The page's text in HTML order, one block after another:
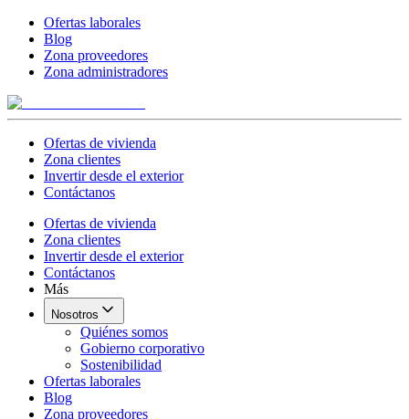
Ofertas laborales
Blog
Zona proveedores
Zona administradores
Ofertas de vivienda
Zona clientes
Invertir desde el exterior
Contáctanos
Ofertas de vivienda
Zona clientes
Invertir desde el exterior
Contáctanos
Más
Nosotros
Quiénes somos
Gobierno corporativo
Sostenibilidad
Ofertas laborales
Blog
Zona proveedores